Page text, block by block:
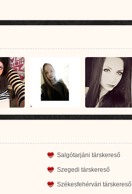
Salgótarjáni társkereső
Szegedi társkereső
Székesfehérvári társkereső